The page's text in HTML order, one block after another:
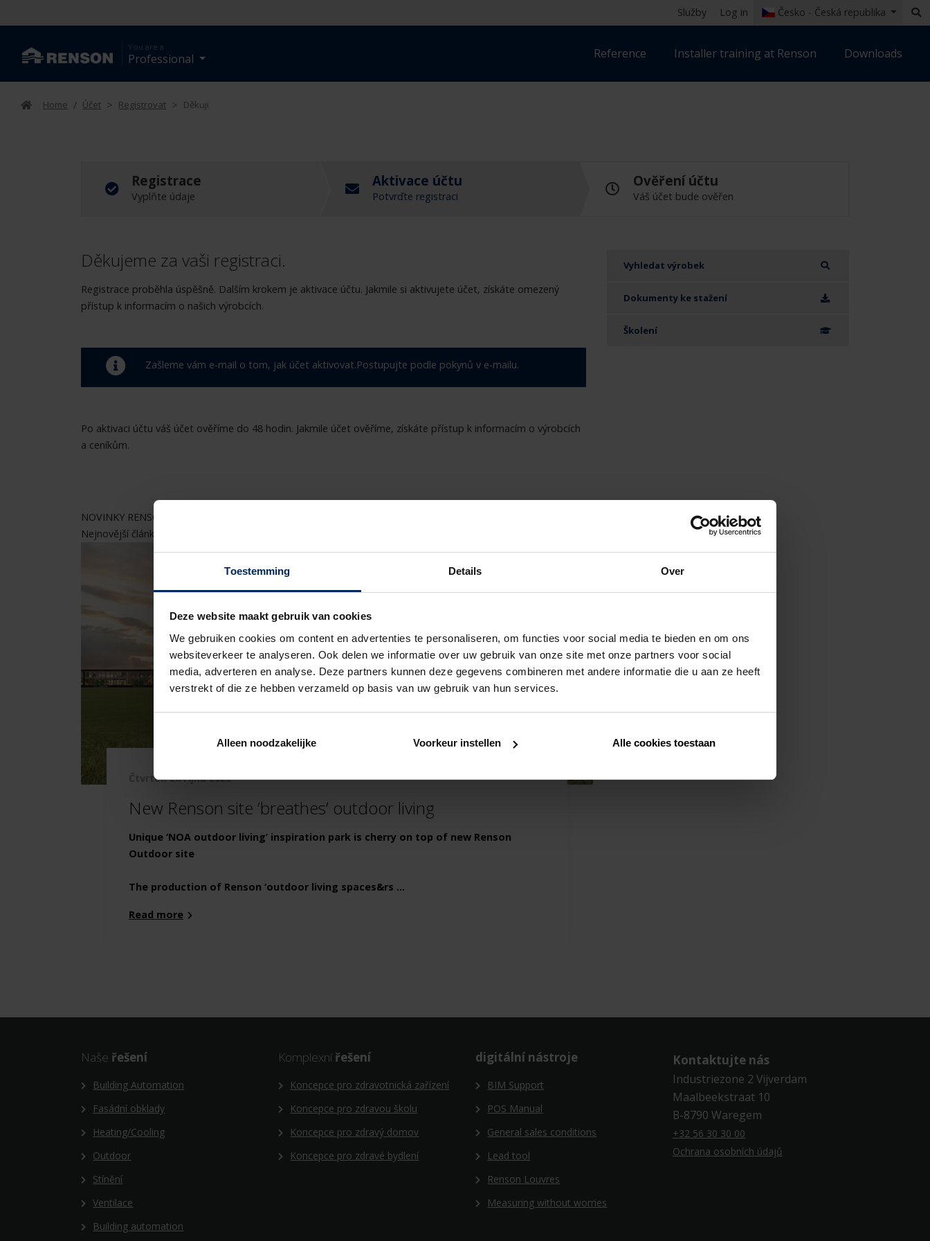
Toestemming Details Over
Deze website maakt gebruik van cookies
We gebruiken cookies om content en advertenties te personaliseren, om functies voor social media te bieden en om ons
websiteverkeer te analyseren. Ook delen we informatie over uw gebruik van onze site met onze partners voor social
media, adverteren en analyse. Deze partners kunnen deze gegevens combineren met andere informatie die u aan ze heeft
verstrekt of die ze hebben verzameld op basis van uw gebruik van hun services.
Alleen noodzakelijke Voorkeur instellen Alle cookies toestaan
Služby Log in Česko - Česká republika
You are a
Professional Reference Installer training at Renson Downloads
Home / Účet > Registrovat > Děkuji
Registrace
Vyplňte údaje
Aktivace účtu
Potvrďte registraci
Ověření účtu
Váš účet bude ověřen
Děkujeme za vaši registraci.
Registrace proběhla úspěšně. Dalším krokem je aktivace účtu. Jakmile si aktivujete účet, získáte omezený
přístup k informacím o našich výrobcích.
Zašleme vám e-mail o tom, jak účet aktivovat.Postupujte podle pokynů v e-mailu.
Po aktivaci účtu váš účet ověříme do 48 hodin. Jakmile účet ověříme, získáte přístup k informacím o výrobcích
a ceníkům.
Vyhledat výrobek
Dokumenty ke stažení
Školení
NOVINKY RENSON
Nejnovější články
čtvrtek 20 října 2022
New Renson site ‘breathes’ outdoor living
Unique ‘NOA outdoor living’ inspiration park is cherry on top of new Renson
Outdoor site
The production of Renson ‘outdoor living spaces&rs ...
Read more
Naše řešení
Building Automation
Fasádní obklady
Heating/Cooling
Outdoor
Stínění
Ventilace
Building automation
Komplexnířešení
Koncepce pro zdravotnická zařízení
Koncepce pro zdravou školu
Koncepce pro zdravý domov
Koncepce pro zdravé bydlení
digitální nástroje
BIM Support
POS Manual
General sales conditions
Lead tool
Renson Louvres
Measuring without worries
Kontaktujte nás
Industriezone 2 Vijverdam
Maalbeekstraat 10
B-8790 Waregem
+32 56 30 30 00
Ochrana osobních údajů